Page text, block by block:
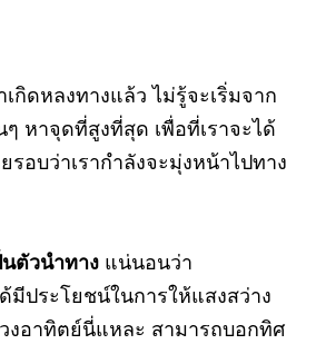
เกิดหลงทางแล้ว ไม่รู้จะเริ่มจาก
ๆ หาจุดที่สูงที่สุด เพื่อที่เราจะได้
รอบว่าเรากำลังจะมุ่งหน้าไปทาง
ตัวนำทาง แน่นอนว่า
มีประโยชน์ในการให้แสงสว่าง
งอาทิตย์นี่แหละ สามารถบอกทิศ